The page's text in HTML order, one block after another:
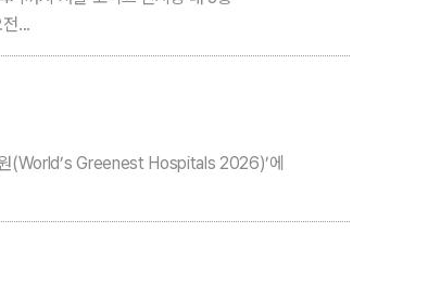
...
(World’s Greenest Hospitals 2026)’에